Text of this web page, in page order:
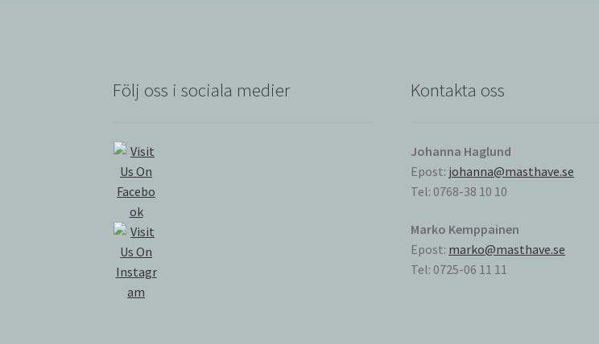
Följ oss i sociala medier Kontakta oss
Johanna Haglund
Epost: johanna@masthave.se
Tel: 0768-38 10 10
Marko Kemppainen
Epost: marko@masthave.se
Tel: 0725-06 11 11